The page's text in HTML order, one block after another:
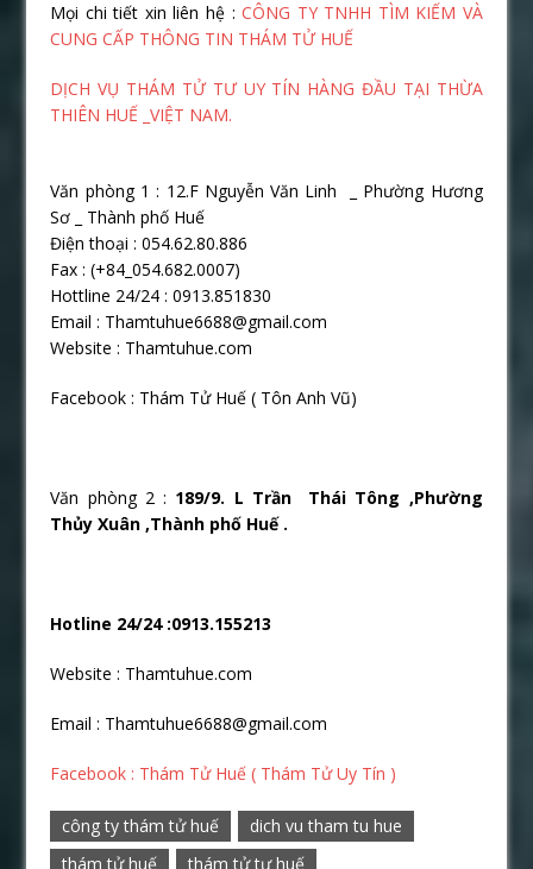
Mọi chi tiết xin liên hệ :CÔNG TY TNHH TÌM KIẾM VÀ
CUNG CẤP THÔNG TIN THÁM TỬ HUẾ
DỊCH VỤ THÁM TỬ TƯ UY TÍN HÀNG ĐẦU TẠI THỪA
THIÊN HUẾ _VIỆT NAM.
Văn phòng 1 : 12.F Nguyễn Văn Linh _ Phường Hương
Sơ _ Thành phố Huế
Điện thoại : 054.62.80.886
Fax : (+84_054.682.0007)
Hottline 24/24 : 0913.851830
Email : Thamtuhue6688@gmail.com
Website : Thamtuhue.com
Facebook : Thám Tử Huế ( Tôn Anh Vũ)
Văn phòng 2 : 189/9. L Trần Thái Tông ,Phường
Thủy Xuân ,Thành phố Huế .
Hotline 24/24 :0913.155213
Website : Thamtuhue.com
Email : Thamtuhue6688@gmail.com
Facebook : Thám Tử Huế ( Thám Tử Uy Tín )
công ty thám tử huế
dich vu tham tu hue
thám tử huế
thám tử tư huế